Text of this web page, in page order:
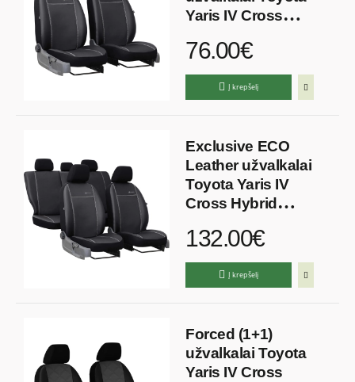
Yaris IV Cross
76.00€
Į krepšelį
Exclusive ECO
Leather užvalkalai
Toyota Yaris IV
Cross Hybrid
132.00€
Į krepšelį
Forced (1+1)
užvalkalai Toyota
Yaris IV Cross